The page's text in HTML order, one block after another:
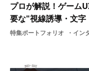
プロが解説！ゲーム
要な"視線誘導・文
特集ポートフォリオ インターンポートフォリオゲ